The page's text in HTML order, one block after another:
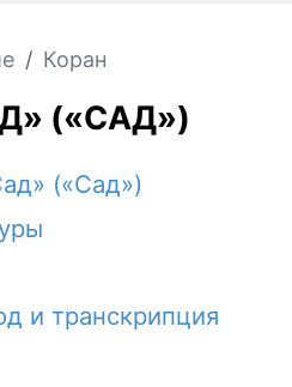
Коран
(«САД»)
(«Сад»)
и транскрипция